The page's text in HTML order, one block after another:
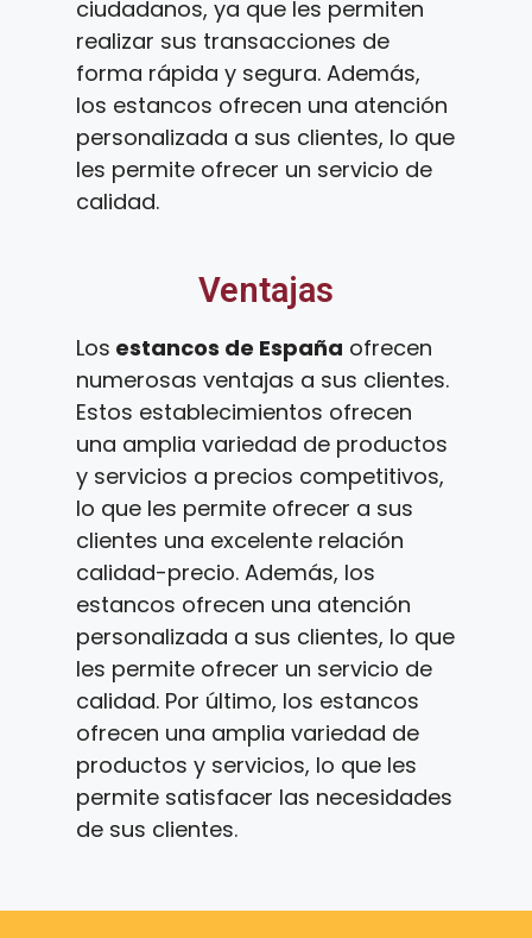
ciudadanos, ya que les permiten
realizar sus transacciones de
forma rápida y segura. Además,
los estancos ofrecen una atención
personalizada a sus clientes, lo que
les permite ofrecer un servicio de
calidad.
Ventajas
Los estancos de España ofrecen
numerosas ventajas a sus clientes.
Estos establecimientos ofrecen
una amplia variedad de productos
y servicios a precios competitivos,
lo que les permite ofrecer a sus
clientes una excelente relación
calidad-precio. Además, los
estancos ofrecen una atención
personalizada a sus clientes, lo que
les permite ofrecer un servicio de
calidad. Por último, los estancos
ofrecen una amplia variedad de
productos y servicios, lo que les
permite satisfacer las necesidades
de sus clientes.